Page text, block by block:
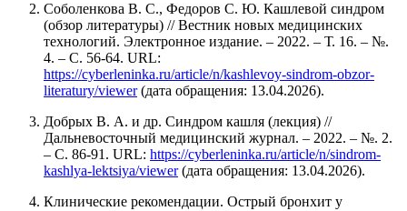
Соболенкова В. С., Федоров С. Ю. Кашлевой синдром
(обзор литературы) // Вестник новых медицинских
технологий. Электронное издание. – 2022. – Т. 16. – №.
4. – С. 56-64. URL:
https://cyberleninka.ru/article/n/kashlevoy-sindrom-obzor-
literatury/viewer(дата обращения: 13.04.2026).
Добрых В. А. и др. Синдром кашля (лекция) //
Дальневосточный медицинский журнал. – 2022. – №. 2.
– С. 86-91. URL: https://cyberleninka.ru/article/n/sindrom-
kashlya-lektsiya/viewer(дата обращения: 13.04.2026).
Клинические рекомендации. Острый бронхит у